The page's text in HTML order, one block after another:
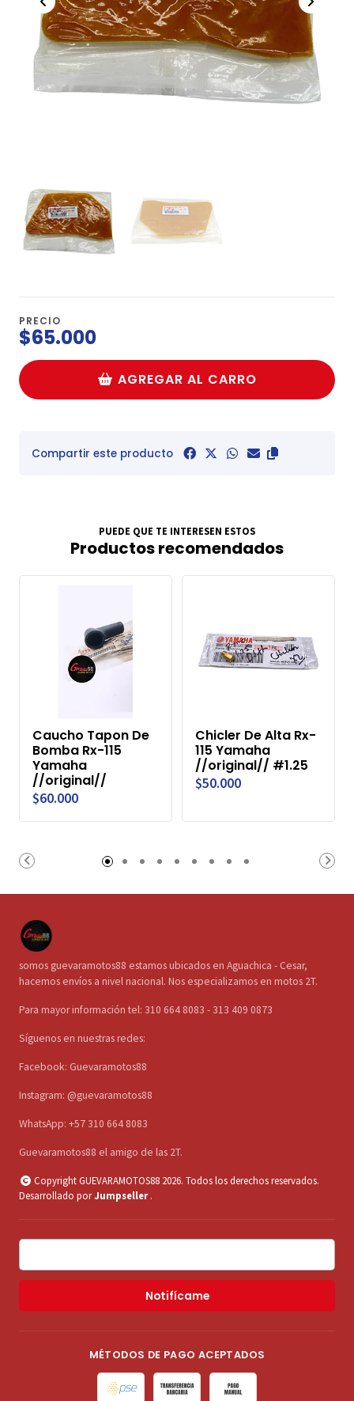
PRECIO
$65.000
AGREGAR AL CARRO
Compartir este producto
PUEDE QUE TE INTERESEN ESTOS
Productos recomendados
Caucho Tapon De
Bomba Rx-115
Yamaha
//original//
$60.000
Chicler De Alta Rx-
115 Yamaha
//original// #1.25
$50.000
somos guevaramotos88 estamos ubicados en Aguachica - Cesar,
hacemos envíos a nivel nacional. Nos especializamos en motos 2T.
Para mayor información tel: 310 664 8083 - 313 409 0873
Síguenos en nuestras redes:
Facebook: Guevaramotos88
Instagram: @guevaramotos88
WhatsApp: +57 310 664 8083
Guevaramotos88 el amigo de las 2T.
Copyright GUEVARAMOTOS88 2026. Todos los derechos reservados.
Desarrollado porJumpseller .
Notifícame
MÉTODOS DE PAGO ACEPTADOS